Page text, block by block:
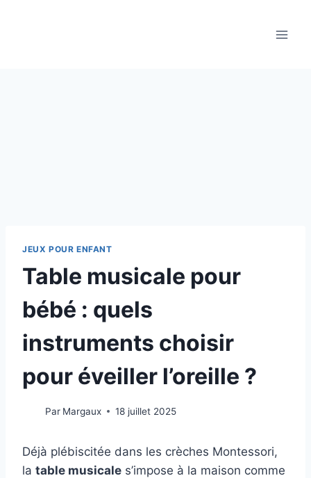
JEUX POUR ENFANT
Table musicale pour
bébé : quels
instruments choisir
pour éveiller l’oreille ?
Par Margaux 18 juillet 2025
Déjà plébiscitée dans les crèches Montessori,
la table musicale s’impose à la maison comme